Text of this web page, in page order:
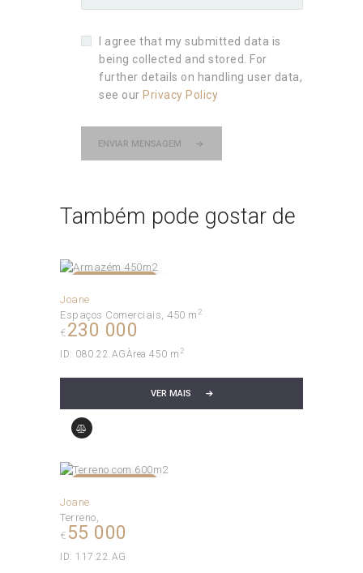
I agree that my submitted data is
being collected and stored. For
further details on handling user data,
see our Privacy Policy
ENVIAR MENSAGEM
Também pode gostar de
Joane
Espaços Comerciais 450 m2
€ 230 000
ID: 080.22.AGÀrea 450 m 2
VER MAIS
Joane
Terreno
€ 55 000
ID: 117.22.AG